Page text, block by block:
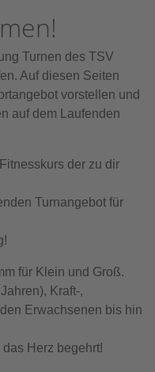
Turnen des TSV
Auf diesen Seiten
vorstellen und
auf dem Laufenden
der zu dir
Turnangebot für
für Klein und Groß.
Kraft-,
Erwachsenen bis hin
Herz begehrt!